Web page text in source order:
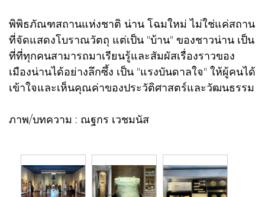
พิพิธภัณฑสถานแห่งชาติ น่าน โฉมใหม่ ไม่ใช่แค่สถาน
ที่จัดแสดงโบราณวัตถุ แต่เป็น "บ้าน" ของชาวน่าน เป็น
ที่ที่ทุกคนสามารถมาเรียนรู้และสัมผัสเรื่องราวของ
เมืองน่านได้อย่างลึกซึ้ง เป็น "แรงบันดาลใจ" ให้ผู้คนได้
เข้าใจและเห็นคุณค่าของประวัติศาสตร์และวัฒนธรรม
ภาพ/บทความ : ณฐกร เวชมนัส